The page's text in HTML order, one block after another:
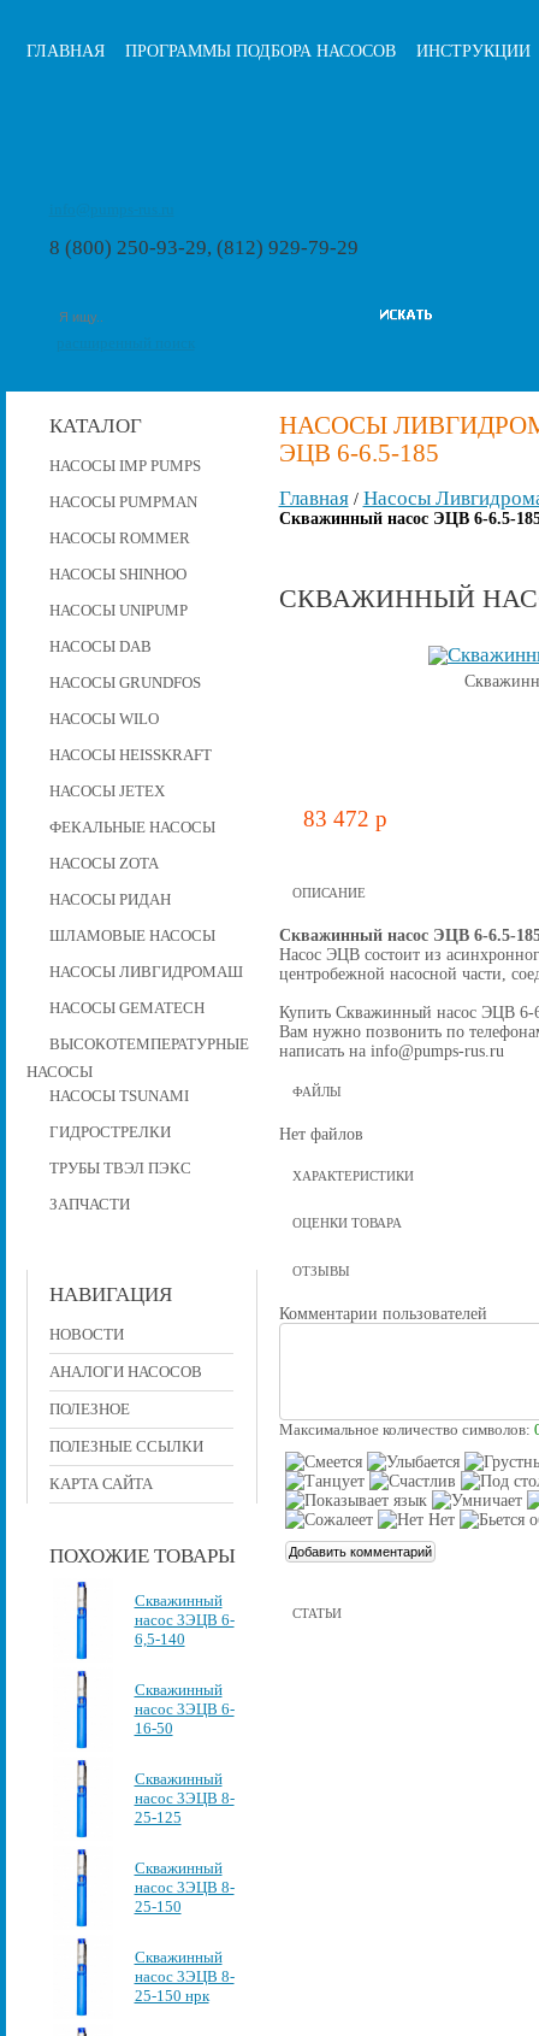
ГЛАВНАЯ ПРОГРАММЫ ПОДБОРА НАСОСОВ ИНСТРУКЦИИ
8 (800) 250-93-29, (812) 929-79-29
КАТАЛОГ
НАСОСЫ IMP PUMPS
НАСОСЫ PUMPMAN
НАСОСЫ ROMMER
НАСОСЫ SHINHOO
НАСОСЫ UNIPUMP
НАСОСЫ DAB
НАСОСЫ GRUNDFOS
НАСОСЫ WILO
НАСОСЫ HEISSKRAFT
НАСОСЫ JETEX
ФЕКАЛЬНЫЕ НАСОСЫ
НАСОСЫ ZOTA
НАСОСЫ РИДАН
ШЛАМОВЫЕ НАСОСЫ
НАСОСЫ ЛИВГИДРОМАШ
НАСОСЫ GEMATECH
ВЫСОКОТЕМПЕРАТУРНЫЕ
НАСОСЫ
НАСОСЫ TSUNAMI
ГИДРОСТРЕЛКИ
ТРУБЫ ТВЭЛ ПЭКС
ЗАПЧАСТИ
НАВИГАЦИЯ
НОВОСТИ
АНАЛОГИ НАСОСОВ
ПОЛЕЗНОЕ
ПОЛЕЗНЫЕ ССЫЛКИ
КАРТА САЙТА
ПОХОЖИЕ ТОВАРЫ
Скважинный
насос 3ЭЦВ 6-
6,5-140
Скважинный
насос 3ЭЦВ 6-
16-50
Скважинный
насос 3ЭЦВ 8-
25-125
Скважинный
насос 3ЭЦВ 8-
25-150
Скважинный
насос 3ЭЦВ 8-
25-150 нрк
НАСОСЫ
ЭЦВ 6-6.5-185
Главная/ Насосы
Скважинный насос ЭЦВ 6-6.5-
СКВАЖИННЫЙ
83 472 p
ОПИСАНИЕ
Скважинный насос ЭЦВ 6-6.5-
Насос ЭЦВ состоит из
центробежной наcосной части,
Купить Скважинный насос ЭЦВ 6-
Вам нужно позвонить по
написать на info@pumps-rus.ru
ФАЙЛЫ
Нет файлов
ХАРАКТЕРИСТИКИ
ОЦЕНКИ ТОВАРА
ОТЗЫВЫ
Комментарии пользователей
Максимальное количество символов:
СТАТЬИ